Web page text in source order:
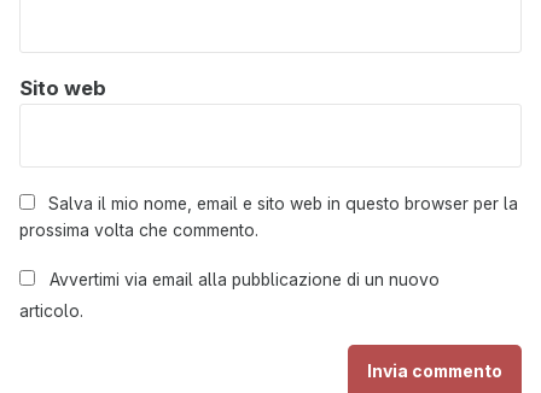
Sito web
Salva il mio nome, email e sito web in questo browser per la
prossima volta che commento.
Avvertimi via email alla pubblicazione di un nuovo
articolo.